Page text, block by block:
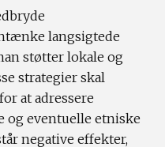
langsigtede
støtter lokale og
strategier skal
at adressere
eventuelle etniske
negative effekter,